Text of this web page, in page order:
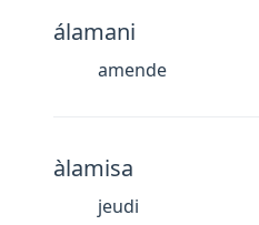
álamani
amende
àlamisa
jeudi